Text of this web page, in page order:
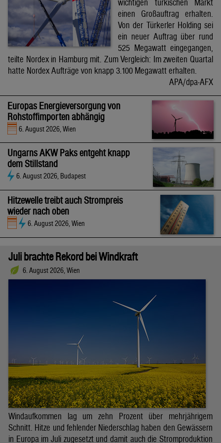
wichtigen türkischen Markt
einen Großauftrag erhalten.
Von der Türkerler Holding sei
ein neuer Auftrag über rund
525 Megawatt eingegangen,
teilte Nordex in Hamburg mit. Zum Vergleich: Im zweiten Quartal
hatte Nordex Aufträge von knapp 3.100 Megawatt erhalten.
APA/dpa-AFX
Europas Energieversorgung von
Rohstoffimporten abhängig
6. August 2026, Wien
Ungarns AKW Paks entgeht knapp
dem Stillstand
6. August 2026, Budapest
Hitzewelle treibt auch Strompreis
wieder nach oben
6. August 2026, Wien
Juli brachte Rekord bei Windkraft
6. August 2026, Wien
Windaufkommen lag um zehn Prozent über mehrjährigem
Schnitt. Hitze und fehlender Niederschlag haben den Gewässern
in Europa im Juli zugesetzt und damit auch die Stromproduktion